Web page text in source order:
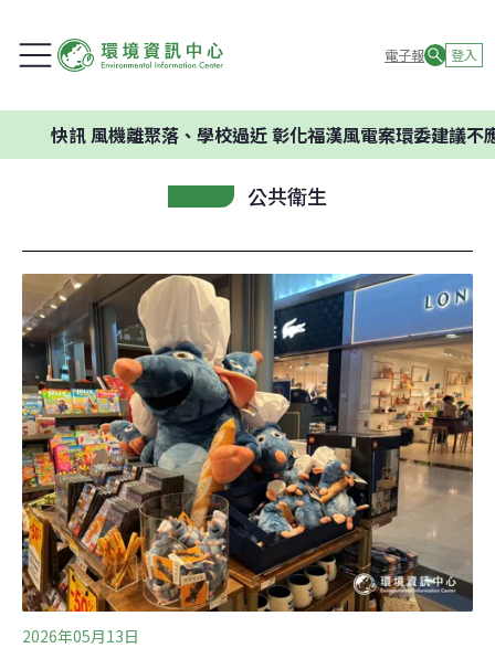
電子報 登入
風機離聚落、學校過近 彰化福漢風電案環委建議不應開發
公共衛生
2026年05月13日